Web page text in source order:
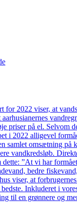
for 2022 viser, at
priser på el. Selvom
i 2022 alligevel
samlet omsætning på
vandkredsløb.
”At vi har
bedre
viser, at
Inkluderet i
til en grønnere og